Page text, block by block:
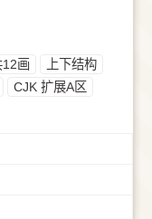
12画
上下结构
CJK 扩展A区